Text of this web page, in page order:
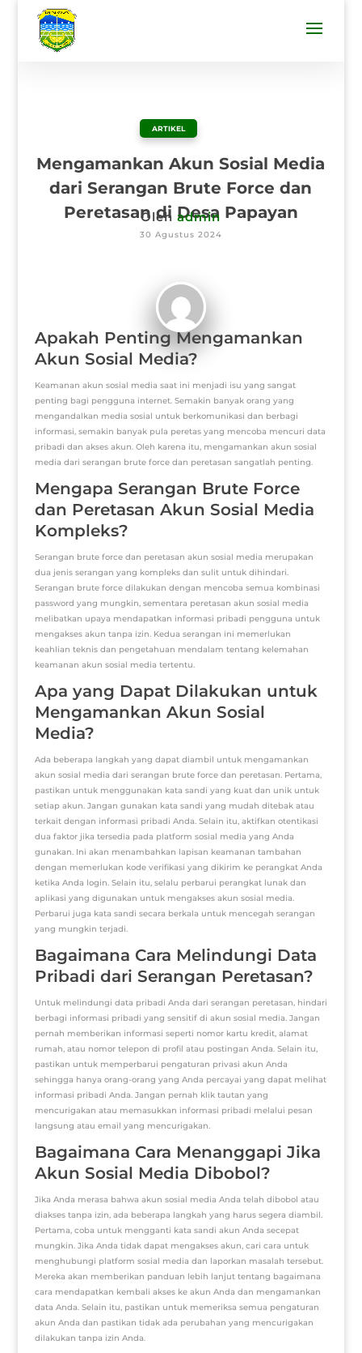
ARTIKEL
Mengamankan Akun Sosial Media
dari Serangan Brute Force dan
Peretasan di Desa Papayan
Olehadmin
30 Agustus 2024
Apakah Penting Mengamankan
Akun Sosial Media?
Keamanan akun sosial media saat ini menjadi isu yang sangat
penting bagi pengguna internet. Semakin banyak orang yang
mengandalkan media sosial untuk berkomunikasi dan berbagi
informasi, semakin banyak pula peretas yang mencoba mencuri data
pribadi dan akses akun. Oleh karena itu, mengamankan akun sosial
media dari serangan brute force dan peretasan sangatlah penting.
Mengapa Serangan Brute Force
dan Peretasan Akun Sosial Media
Kompleks?
Serangan brute force dan peretasan akun sosial media merupakan
dua jenis serangan yang kompleks dan sulit untuk dihindari.
Serangan brute force dilakukan dengan mencoba semua kombinasi
password yang mungkin, sementara peretasan akun sosial media
melibatkan upaya mendapatkan informasi pribadi pengguna untuk
mengakses akun tanpa izin. Kedua serangan ini memerlukan
keahlian teknis dan pengetahuan mendalam tentang kelemahan
keamanan akun sosial media tertentu.
Apa yang Dapat Dilakukan untuk
Mengamankan Akun Sosial
Media?
Ada beberapa langkah yang dapat diambil untuk mengamankan
akun sosial media dari serangan brute force dan peretasan. Pertama,
pastikan untuk menggunakan kata sandi yang kuat dan unik untuk
setiap akun. Jangan gunakan kata sandi yang mudah ditebak atau
terkait dengan informasi pribadi Anda. Selain itu, aktifkan otentikasi
dua faktor jika tersedia pada platform sosial media yang Anda
gunakan. Ini akan menambahkan lapisan keamanan tambahan
dengan memerlukan kode verifikasi yang dikirim ke perangkat Anda
ketika Anda login. Selain itu, selalu perbarui perangkat lunak dan
aplikasi yang digunakan untuk mengakses akun sosial media.
Perbarui juga kata sandi secara berkala untuk mencegah serangan
yang mungkin terjadi.
Bagaimana Cara Melindungi Data
Pribadi dari Serangan Peretasan?
Untuk melindungi data pribadi Anda dari serangan peretasan, hindari
berbagi informasi pribadi yang sensitif di akun sosial media. Jangan
pernah memberikan informasi seperti nomor kartu kredit, alamat
rumah, atau nomor telepon di profil atau postingan Anda. Selain itu,
pastikan untuk memperbarui pengaturan privasi akun Anda
sehingga hanya orang-orang yang Anda percayai yang dapat melihat
informasi pribadi Anda. Jangan pernah klik tautan yang
mencurigakan atau memasukkan informasi pribadi melalui pesan
langsung atau email yang mencurigakan.
Bagaimana Cara Menanggapi Jika
Akun Sosial Media Dibobol?
Jika Anda merasa bahwa akun sosial media Anda telah dibobol atau
diakses tanpa izin, ada beberapa langkah yang harus segera diambil.
Pertama, coba untuk mengganti kata sandi akun Anda secepat
mungkin. Jika Anda tidak dapat mengakses akun, cari cara untuk
menghubungi platform sosial media dan laporkan masalah tersebut.
Mereka akan memberikan panduan lebih lanjut tentang bagaimana
cara mendapatkan kembali akses ke akun Anda dan mengamankan
data Anda. Selain itu, pastikan untuk memeriksa semua pengaturan
akun Anda dan pastikan tidak ada perubahan yang mencurigakan
dilakukan tanpa izin Anda.